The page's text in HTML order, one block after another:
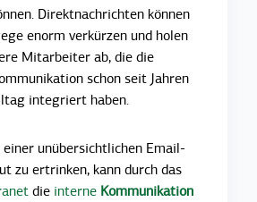
Direktnachrichten können
enorm verkürzen und holen
Mitarbeiter ab, die die
schon seit Jahren
integriert haben.
unübersichtlichen Email-
zu ertrinken, kann durch das
die interne Kommunikation